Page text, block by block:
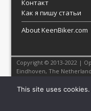
Контакт
Как я пишу статьи
About KeenBiker.com
Copyright © 2013-2022 |
Eindhoven, The
This site uses